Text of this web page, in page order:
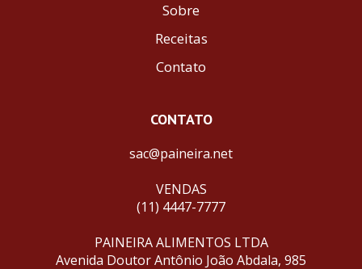
Sobre
Receitas
Contato
CONTATO
sac@paineira.net
VENDAS
(11) 4447-7777
PAINEIRA ALIMENTOS LTDA
Avenida Doutor Antônio João Abdala, 985